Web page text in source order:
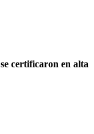
certificaron en alta